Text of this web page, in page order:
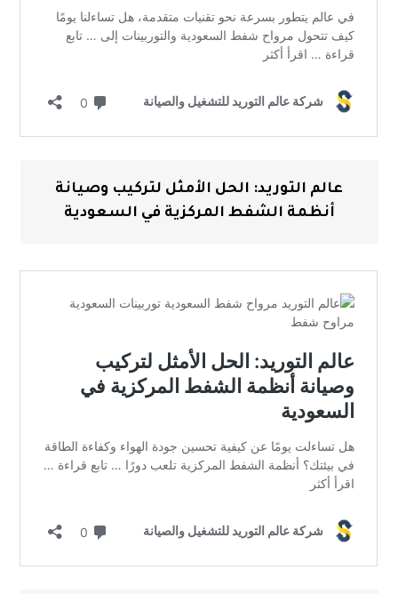
عالم التوريد: الحل الأمثل لتركيب وصيانة
أنظمة الشفط المركزية في السعودية